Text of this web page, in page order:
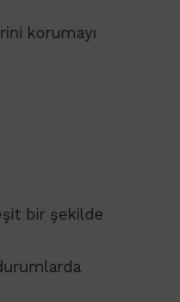
korumayı
bir şekilde